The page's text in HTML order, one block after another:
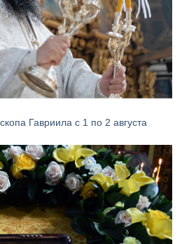
Гавриила с 1 по 2 августа